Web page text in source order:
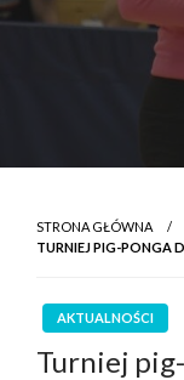
STRONA GŁÓWNA
TURNIEJ PIG-PONGA
AKTUALNOŚCI
Turniej